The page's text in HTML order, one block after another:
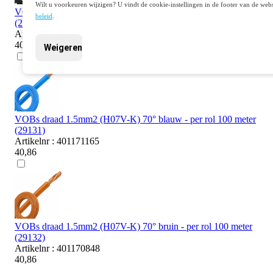
Wilt u voorkeuren wijzigen? U vindt de cookie-instellingen in de footer van de
beleid
Weigeren
VOBs draad 1.5mm2 (H07V-K) 70° zwart - per rol 100 meter
(29129)
Artikelnr : 401170503
40,86
VOBs draad 1.5mm2 (H07V-K) 70° blauw - per rol 100 meter
(29131)
Artikelnr : 401171165
40,86
VOBs draad 1.5mm2 (H07V-K) 70° bruin - per rol 100 meter
(29132)
Artikelnr : 401170848
40,86